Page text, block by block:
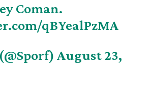
Coman.
qBYealPzMA
August 23,